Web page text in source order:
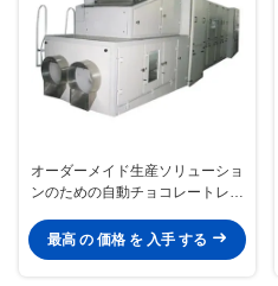
オーダーメイド生産ソリューショ
ンのための自動チョコレートレン
最高 の 価格 を 入手 する